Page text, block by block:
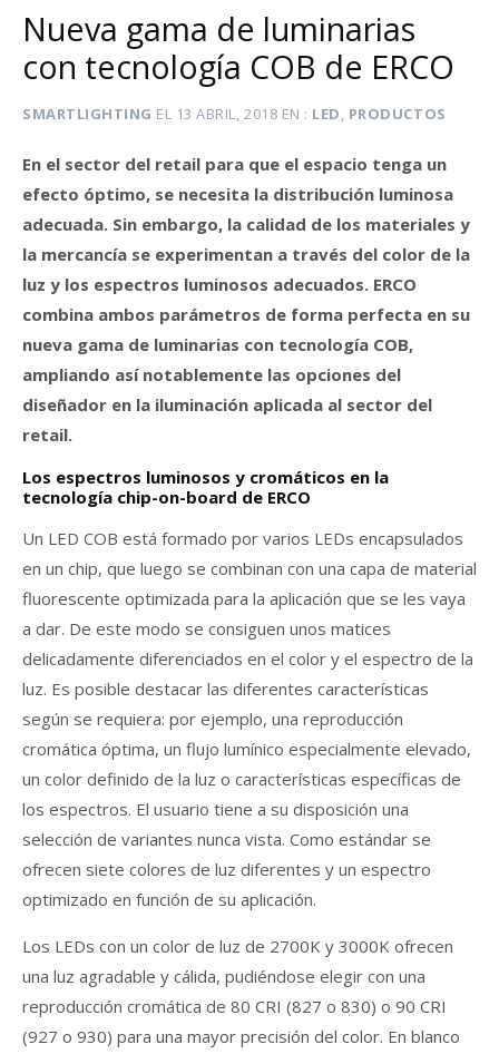
Nueva gama de luminarias
con tecnología COB de ERCO
SMARTLIGHTING EL 13 ABRIL, 2018 EN LED, PRODUCTOS
En el sector del retail para que el espacio tenga un
efecto óptimo, se necesita la distribución luminosa
adecuada. Sin embargo, la calidad de los materiales y
la mercancía se experimentan a través del color de la
luz y los espectros luminosos adecuados. ERCO
combina ambos parámetros de forma perfecta en su
nueva gama de luminarias con tecnología COB,
ampliando así notablemente las opciones del
diseñador en la iluminación aplicada al sector del
retail.
Los espectros luminosos y cromáticos en la
tecnología chip-on-board de ERCO
Un LED COB está formado por varios LEDs encapsulados
en un chip, que luego se combinan con una capa de material
fluorescente optimizada para la aplicación que se les vaya
a dar. De este modo se consiguen unos matices
delicadamente diferenciados en el color y el espectro de la
luz. Es posible destacar las diferentes características
según se requiera: por ejemplo, una reproducción
cromática óptima, un flujo lumínico especialmente elevado,
un color definido de la luz o características específicas de
los espectros. El usuario tiene a su disposición una
selección de variantes nunca vista. Como estándar se
ofrecen siete colores de luz diferentes y un espectro
optimizado en función de su aplicación.
Los LEDs con un color de luz de 2700K y 3000K ofrecen
una luz agradable y cálida, pudiéndose elegir con una
reproducción cromática de 80 CRI (827 o 830) o 90 CRI
(927 o 930) para una mayor precisión del color. En blanco